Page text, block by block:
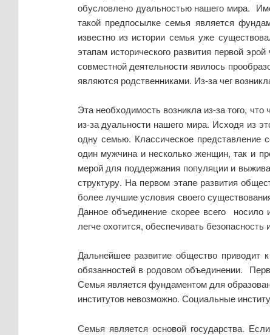
обусловлено дуальностью нашего мира.
такой предпосылке семья является
известно из истории семья уже
этапам исторического развития первой
совместной деятельности явилось
являются родственниками. Из-за чег
Эта необходимость возникла из-за того,
из-за дуальности нашего мира. Исходя из
одну семью. Классическое представление
один мужчина и несколько женщин, так и
мерой для поддержания популяции и
структуру. На первом этапе развития
более лучшие условия своего
Данное объединение скорее всего носило
легче охотится, обеспечивать безопасность
Дальнейшее развитие общество приводит
обязанностей в родовом объединении.
Семья является фундаментом для
институтов невозможно. Социальные
Семья является основой государства.